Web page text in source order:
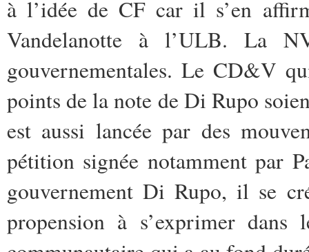
à l’idée de CF car il s’en
Vandelanotte à l’ULB. La
gouvernementales. Le CD&V
points de la note de Di Rupo
est aussi lancée par des
pétition signée notamment par
gouvernement Di Rupo, il se
propension à s’exprimer